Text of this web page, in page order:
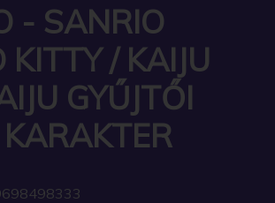
- SANRIO
KITTY / KAIJU
GYŰJTŐI